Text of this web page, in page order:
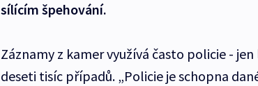
sílícím špehování.
Záznamy z kamer využívá často policie -
deseti tisíc případů. „Policie je schopna